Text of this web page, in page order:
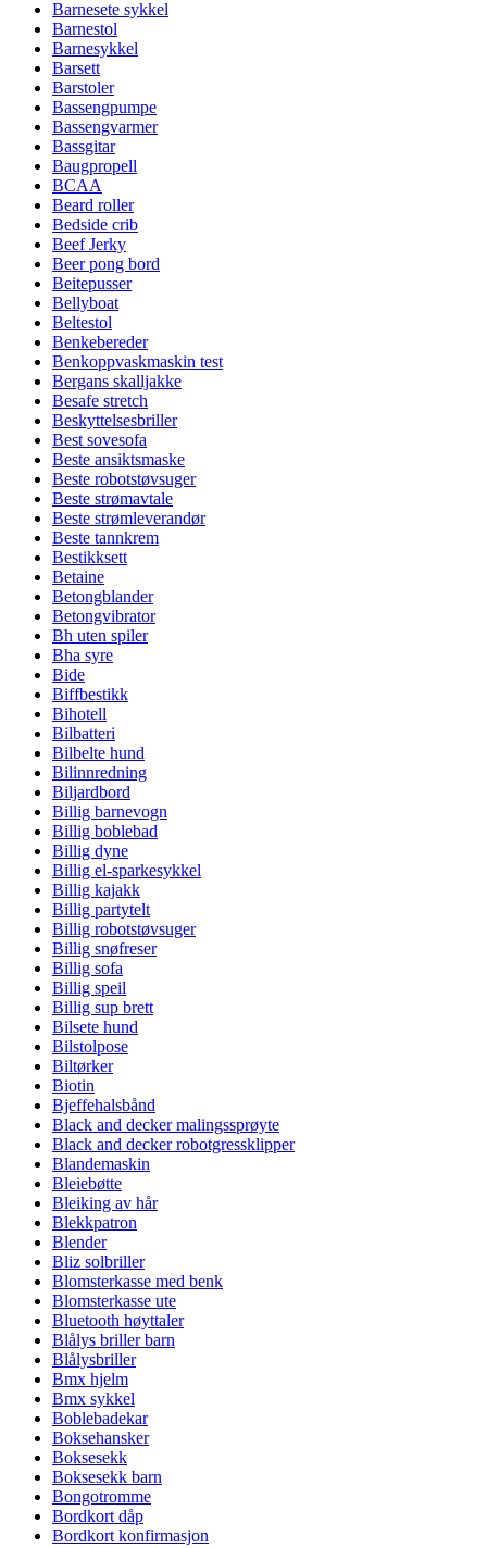
Barnesete sykkel
Barnestol
Barnesykkel
Barsett
Barstoler
Bassengpumpe
Bassengvarmer
Bassgitar
Baugpropell
BCAA
Beard roller
Bedside crib
Beef Jerky
Beer pong bord
Beitepusser
Bellyboat
Beltestol
Benkebereder
Benkoppvaskmaskin test
Bergans skalljakke
Besafe stretch
Beskyttelsesbriller
Best sovesofa
Beste ansiktsmaske
Beste robotstøvsuger
Beste strømavtale
Beste strømleverandør
Beste tannkrem
Bestikksett
Betaine
Betongblander
Betongvibrator
Bh uten spiler
Bha syre
Bide
Biffbestikk
Bihotell
Bilbatteri
Bilbelte hund
Bilinnredning
Biljardbord
Billig barnevogn
Billig boblebad
Billig dyne
Billig el-sparkesykkel
Billig kajakk
Billig partytelt
Billig robotstøvsuger
Billig snøfreser
Billig sofa
Billig speil
Billig sup brett
Bilsete hund
Bilstolpose
Biltørker
Biotin
Bjeffehalsbånd
Black and decker malingssprøyte
Black and decker robotgressklipper
Blandemaskin
Bleiebøtte
Bleiking av hår
Blekkpatron
Blender
Bliz solbriller
Blomsterkasse med benk
Blomsterkasse ute
Bluetooth høyttaler
Blålys briller barn
Blålysbriller
Bmx hjelm
Bmx sykkel
Boblebadekar
Boksehansker
Boksesekk
Boksesekk barn
Bongotromme
Bordkort dåp
Bordkort konfirmasjon